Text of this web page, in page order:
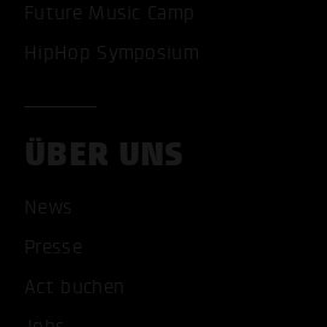
Future Music Camp
HipHop Symposium
ÜBER UNS
News
Presse
Act buchen